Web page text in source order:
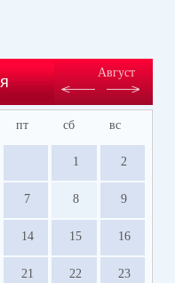
Август
пт сб вс
1 2
7 8 9
14 15 16
21 22 23